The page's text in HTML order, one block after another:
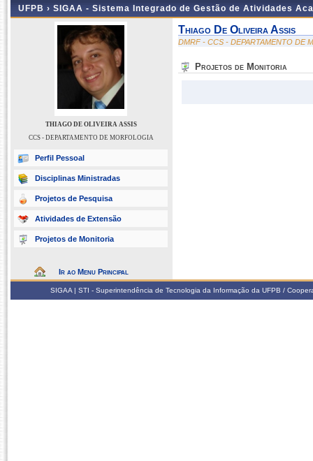
UFPB › SIGAA - Sistema Integrado de Gestão de Atividades
THIAGO DE OLIVEIRA ASSIS
CCS - DEPARTAMENTO DE MORFOLOGIA
Perfil Pessoal
Disciplinas Ministradas
Projetos de Pesquisa
Atividades de Extensão
Projetos de Monitoria
Ir ao Menu Principal
Thiago De Oliveira Assis
DMRF - CCS - DEPARTAMENTO DE
Projetos de Monitoria
SIGAA | STI - Superintendência de Tecnologia da Informação da UFPB /